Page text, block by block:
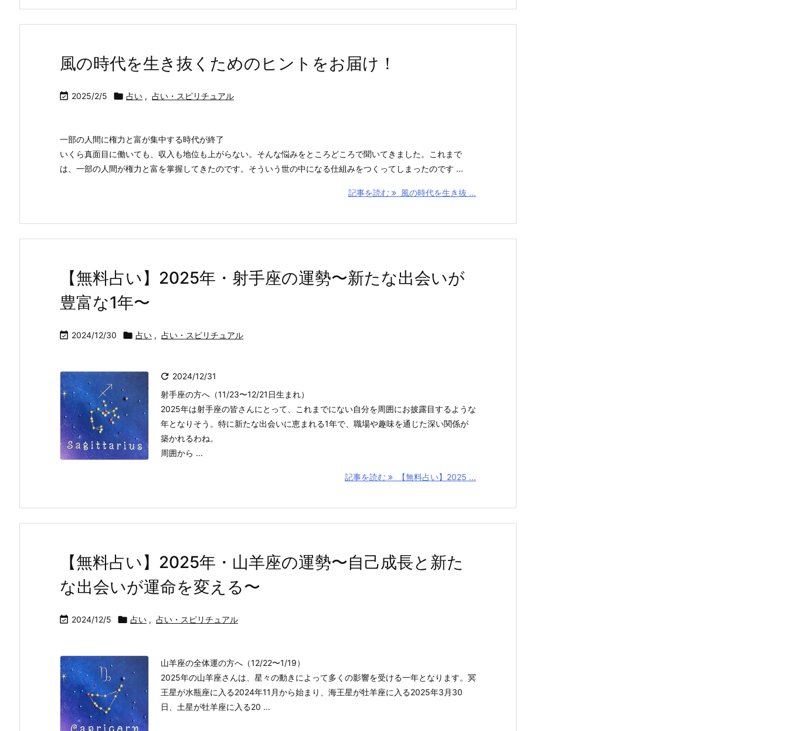
風の時代を生き抜くためのヒントをお届け！
 2025/2/5  占い , 占い・スピリチュアル
一部の人間に権力と富が集中する時代が終了
いくら真面目に働いても、収入も地位も上がらない。そんな悩みをところどころで聞いてきました。これまで
は、一部の人間が権力と富を掌握してきたのです。そういう世の中になる仕組みをつくってしまったのです ...
記事を読む 風の時代を生き抜 ...
【無料占い】2025年・射手座の運勢〜新たな出会いが
豊富な1年〜
 2024/12/30  占い , 占い・スピリチュアル
 2024/12/31
射手座の方へ（11/23〜12/21日生まれ）
2025年は射手座の皆さんにとって、これまでにない自分を周囲にお披露目するような
年となりそう。特に新たな出会いに恵まれる1年で、職場や趣味を通じた深い関係が
築かれるわね。
周囲から ...
記事を読む 【無料占い】2025 ...
【無料占い】2025年・山羊座の運勢〜自己成長と新た
な出会いが運命を変える〜
 2024/12/5  占い , 占い・スピリチュアル
山羊座の全体運の方へ（12/22〜1/19）
2025年の山羊座さんは、星々の動きによって多くの影響を受ける一年となります。冥
王星が水瓶座に入る2024年11月から始まり、海王星が牡羊座に入る2025年3月30
日、土星が牡羊座に入る20 ...